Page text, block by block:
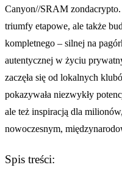
Canyon//SRAM
triumfy etapowe, ale także
kompletnego – silnej na
autentycznej w życiu
zaczęła się od lokalnych
pokazywała niezwykły
ale też inspiracją dla
nowoczesnym,
Spis treści: